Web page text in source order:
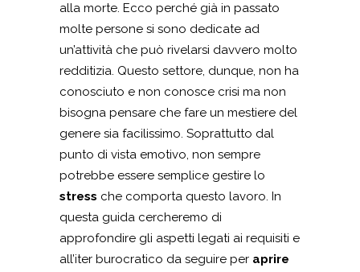
alla morte. Ecco perché già in passato
molte persone si sono dedicate ad
un’attività che può rivelarsi davvero molto
redditizia. Questo settore, dunque, non ha
conosciuto e non conosce crisi ma non
bisogna pensare che fare un mestiere del
genere sia facilissimo. Soprattutto dal
punto di vista emotivo, non sempre
potrebbe essere semplice gestire lo
stress che comporta questo lavoro. In
questa guida cercheremo di
approfondire gli aspetti legati ai requisiti e
all’iter burocratico da seguire per aprire